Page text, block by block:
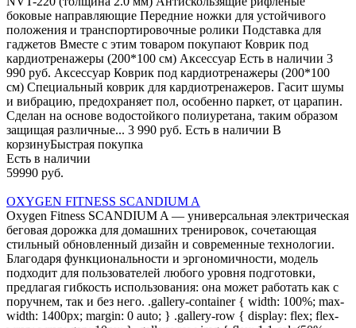
боковые направляющие Передние ножки для устойчивого
положения и транспортировочные ролики Подставка для
гаджетов Вместе с этим товаром покупают Коврик под
кардиотренажеры (200*100 см) Аксессуар Есть в наличии 3
990 руб. Аксессуар Коврик под кардиотренажеры (200*100
см) Специальный коврик для кардиотренажеров. Гасит шумы
и вибрацию, предохраняет пол, особенно паркет, от царапин.
Сделан на основе водостойкого полиуретана, таким образом
защищая различные... 3 990 руб. Есть в наличии В
корзинуБыстрая покупка
Есть в наличии
59990 руб.
OXYGEN FITNESS SCANDIUM A
Oxygen Fitness SCANDIUM A — универсальная электрическая
беговая дорожка для домашних тренировок, сочетающая
стильный обновленный дизайн и современные технологии.
Благодаря функциональности и эргономичности, модель
подходит для пользователей любого уровня подготовки,
предлагая гибкость использования: она может работать как с
поручнем, так и без него. .gallery-container { width: 100%; max-
width: 1400px; margin: 0 auto; } .gallery-row { display: flex; flex-